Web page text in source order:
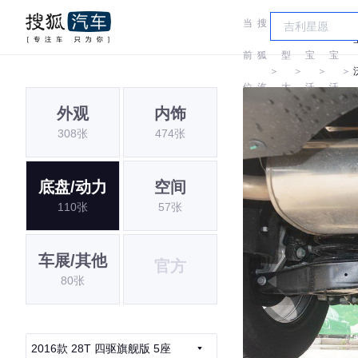
当
前
位
搜
狐
汽
＞
车
型
大
＞
宝
沃
＞
宝
沃
＞
外观
308张
内饰
474张
底盘/动力
110张
空间
57张
车展/其他
80张
官方
2016款 28T 四驱旗舰版 5座